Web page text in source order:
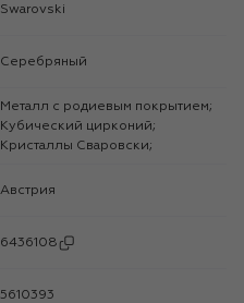
Swarovski
Серебряный
Металл с родиевым покрытием;
Кубический цирконий;
Кристаллы Сваровски;
Австрия
6436108
5610393